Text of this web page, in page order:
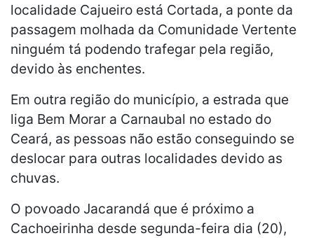
localidade Cajueiro está Cortada, a ponte da
passagem molhada da Comunidade Vertente
ninguém tá podendo trafegar pela região,
devido às enchentes.
Em outra região do município, a estrada que
liga Bem Morar a Carnaubal no estado do
Ceará, as pessoas não estão conseguindo se
deslocar para outras localidades devido as
chuvas.
O povoado Jacarandá que é próximo a
Cachoeirinha desde segunda-feira dia (20),